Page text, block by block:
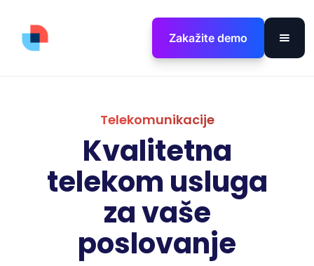
Zakažite demo
Telekomunikacije
Kvalitetna
telekom usluga
za vaše
poslovanje